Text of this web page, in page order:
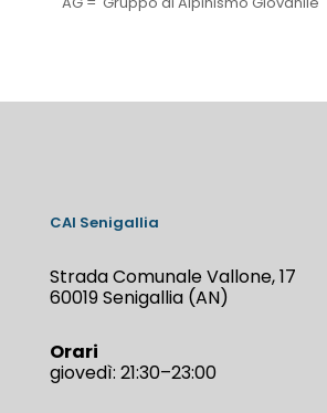
CAI Senigallia
Strada Comunale Vallone, 17
60019 Senigallia (AN)
Orari
giovedì: 21:30–23:00